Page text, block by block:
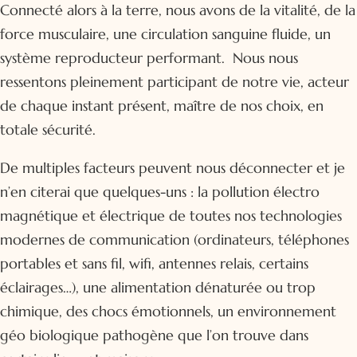
Connecté alors à la terre, nous avons de la vitalité, de la
force musculaire, une circulation sanguine fluide, un
système reproducteur performant. Nous nous
ressentons pleinement participant de notre vie, acteur
de chaque instant présent, maître de nos choix, en
totale sécurité.
De multiples facteurs peuvent nous déconnecter et je
n’en citerai que quelques-uns : la pollution électro
magnétique et électrique de toutes nos technologies
modernes de communication (ordinateurs, téléphones
portables et sans fil, wifi, antennes relais, certains
éclairages…), une alimentation dénaturée ou trop
chimique, des chocs émotionnels, un environnement
géo biologique pathogène que l’on trouve dans